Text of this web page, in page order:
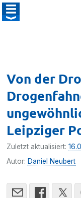
Von der
Leipziger
Zuletzt aktualisiert:
Autor: Daniel Neubert